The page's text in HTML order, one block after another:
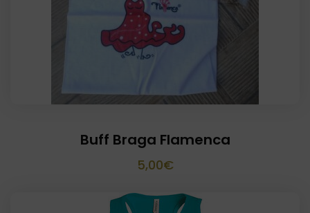
Buff Braga Flamenca
5,00€